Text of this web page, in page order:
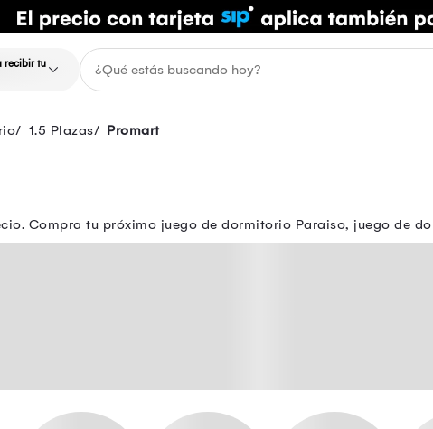
recibir tu
1.5 Plazas Promart
Compra tu próximo juego de dormitorio Paraiso, juego de